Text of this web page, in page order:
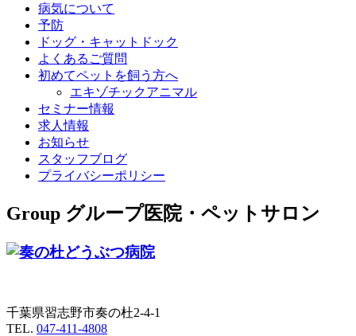
病気について
予防
ドッグ・キャットドック
よくあるご質問
初めてペットを飼う方へ
エキゾチックアニマル
セミナー情報
求人情報
お知らせ
スタッフブログ
プライバシーポリシー
Group グループ医院・ペットサロン
千葉県習志野市奏の杜2-4-1
TEL. 047-411-4808